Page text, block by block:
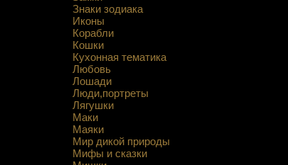
Знаки зодиака
Иконы
Корабли
Кошки
Кухонная тематика
Любовь
Лошади
Люди,портреты
Лягушки
Маки
Маяки
Мир дикой природы
Мифы и сказки